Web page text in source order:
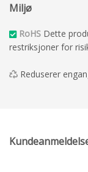
Miljø
RoHS Dette
restriksjoner for
Reduserer